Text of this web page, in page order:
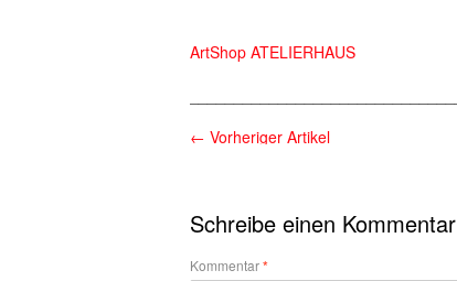
ArtShop ATELIERHAUS
← Vorheriger Artikel
Schreibe einen Kommentar
Kommentar*